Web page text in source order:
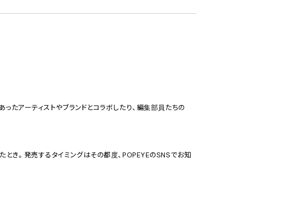
たアーティストやブランドとコラボしたり、編集部員たちの
き。発売するタイミングはその都度、POPEYEのSNSでお知